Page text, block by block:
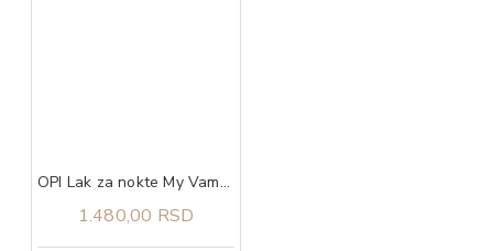
OPI Lak za nokte My Vampire is Buff
1.480,00 RSD